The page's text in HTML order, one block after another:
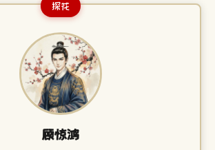
探花
顾惊鸿